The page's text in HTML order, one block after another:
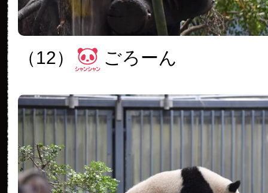
（12） ごろーん